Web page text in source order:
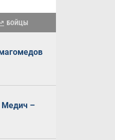
БОЙЦЫ
Медич –